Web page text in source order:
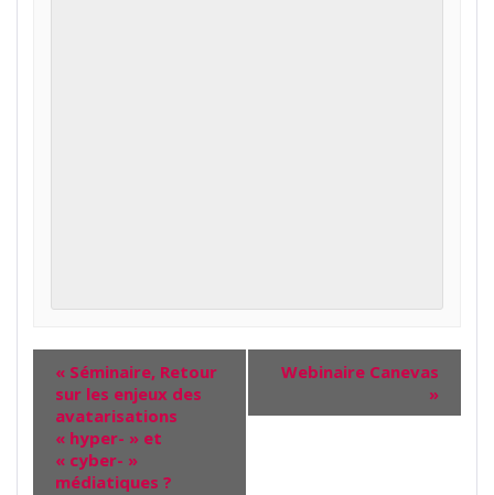
« Séminaire, Retour
sur les enjeux des
avatarisations
« hyper- » et
« cyber- »
médiatiques ?
Webinaire Canevas
»